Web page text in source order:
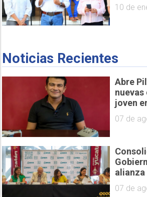
10 de
Noticias Recientes
Abre
joven
07 de
07 de